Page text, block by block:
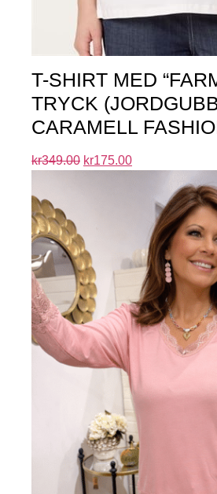
T-SHIRT MED
TRYCK
CARAMELL
kr349.00 kr175.00